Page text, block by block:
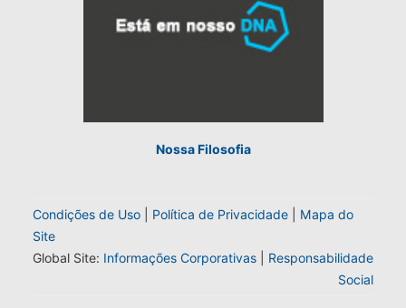
Nossa Filosofia
Condições de Uso Política de Privacidade
Mapa do
Site
Global Site: Informações Corporativas
Responsabilidade
Social